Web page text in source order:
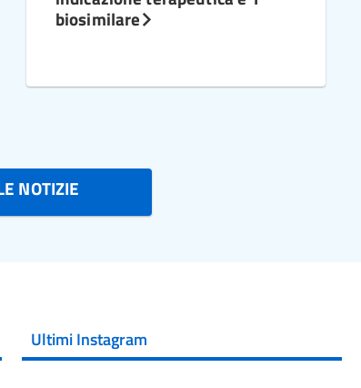
biosimilare
NOTIZIE
Ultimi Instagram